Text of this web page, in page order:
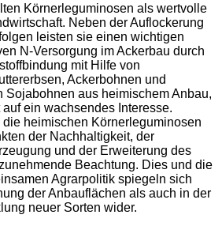
Körnerleguminosen als wertvolle
Neben der Auflockerung
leisten sie einen wichtigen
N-Versorgung im Ackerbau durch
mit Hilfe von
Ackerbohnen und
Sojabohnen aus heimischem Anbau,
ein wachsendes Interesse.
heimischen Körnerleguminosen
der Nachhaltigkeit, der
und der Erweiterung des
Beachtung. Dies und die
Agrarpolitik spiegeln sich
der Anbauflächen als auch in der
neuer Sorten wider.